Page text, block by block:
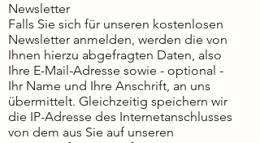
Newsletter
Falls Sie sich für unseren kostenlosen
Newsletter anmelden, werden die von
Ihnen hierzu abgefragten Daten, also
Ihre E-Mail-Adresse sowie - optional -
Ihr Name und Ihre Anschrift, an uns
übermittelt. Gleichzeitig speichern wir
die IP-Adresse des Internetanschlusses
von dem aus Sie auf unseren